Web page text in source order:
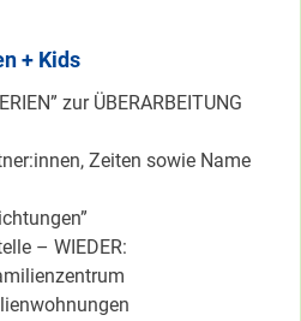
+ Kids
zur ÜBERARBEITUNG
Zeiten sowie Name
– WIEDER: